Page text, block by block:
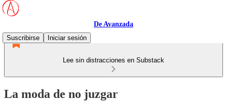
De Avanzada
Suscribirse
Iniciar sesión
Lee sin distracciones en Substack
La moda de no juzgar